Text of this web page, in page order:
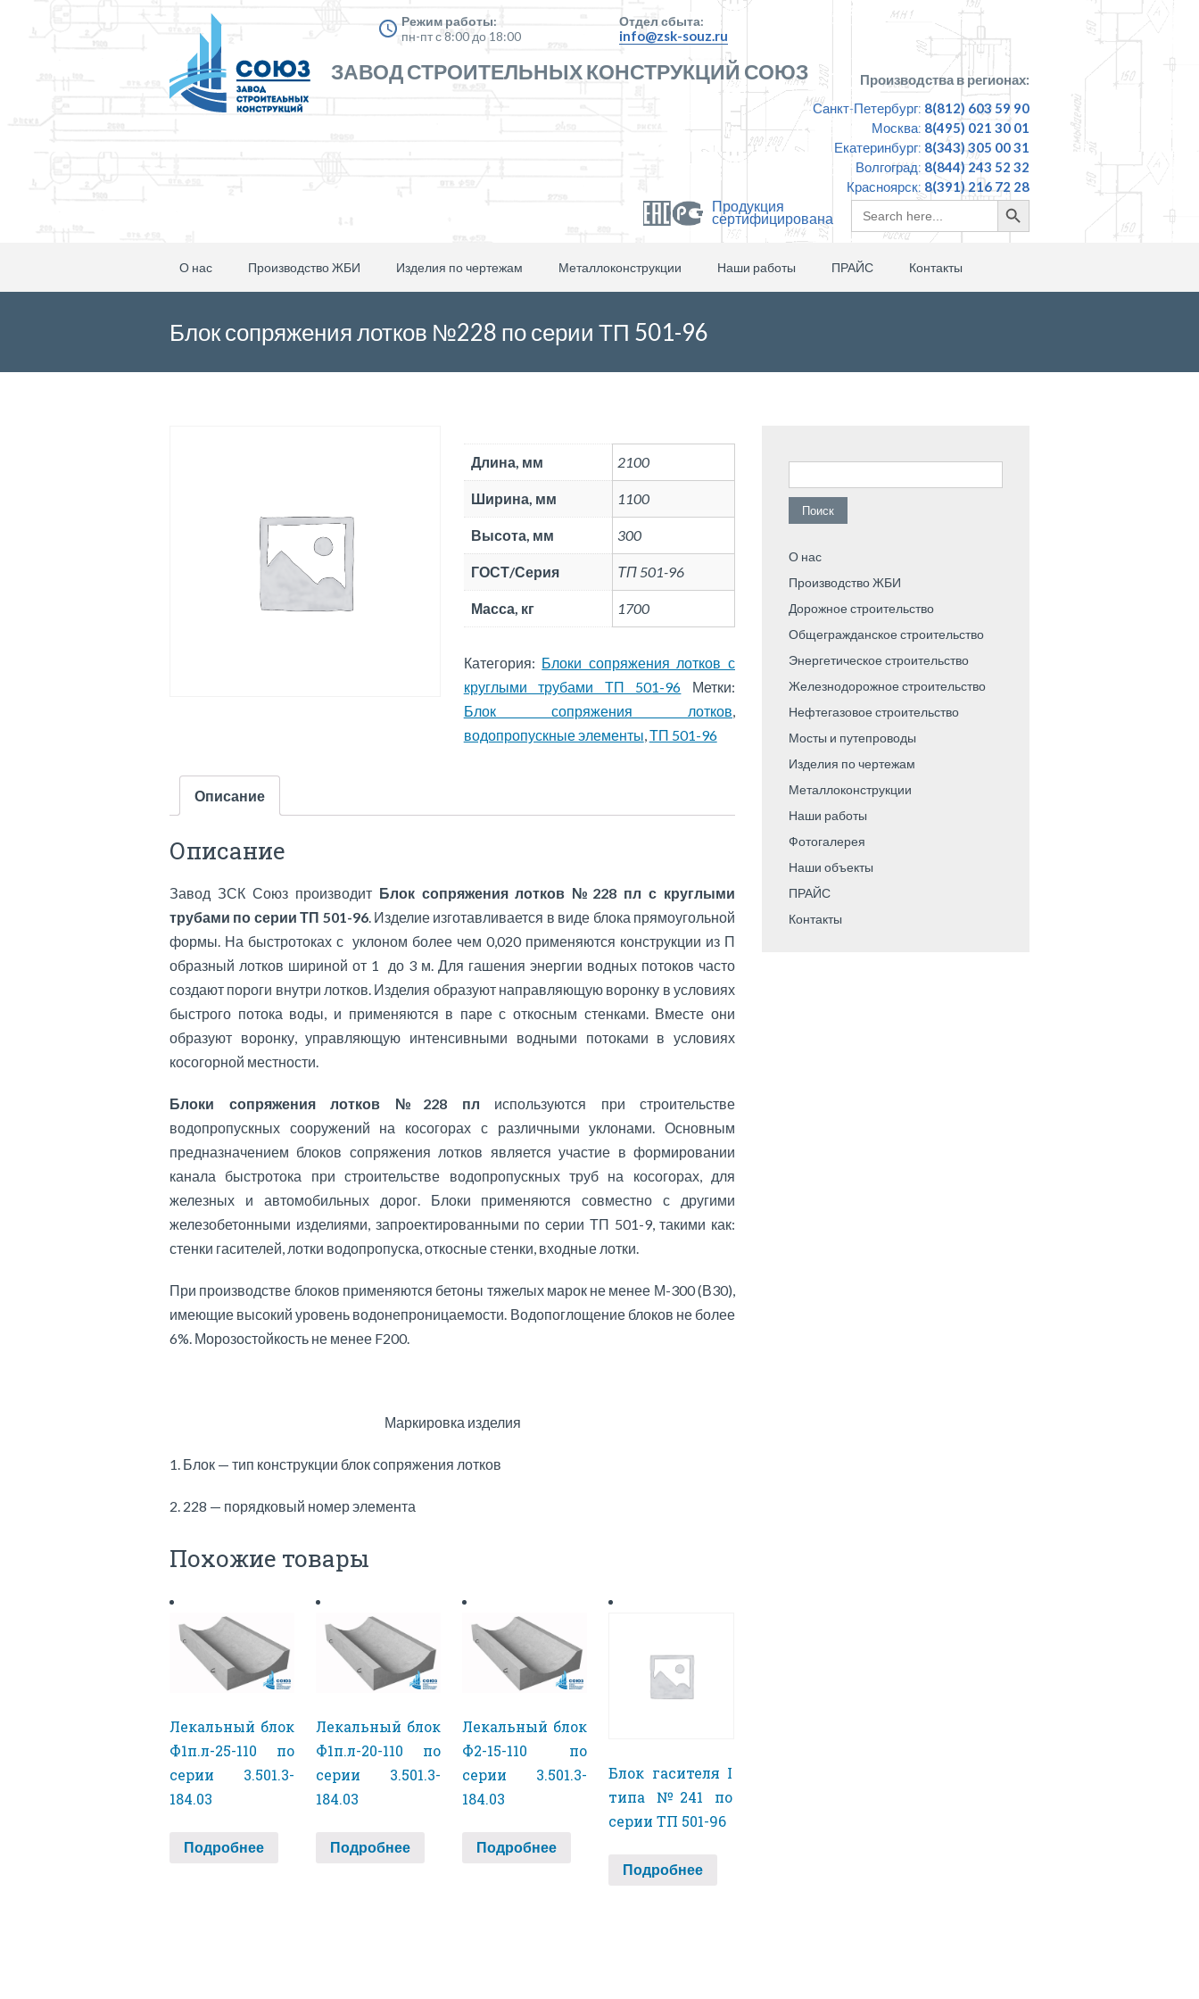
Режим работы:
пн-пт с 8:00 до 18:00
Отдел сбыта:
info@zsk-souz.ru
ЗАВОД СТРОИТЕЛЬНЫХ КОНСТРУКЦИЙ СОЮЗ
Производства в регионах:
Санкт-Петербург: 8(812) 603 59 90
Москва: 8(495) 021 30 01
Екатеринбург: 8(343) 305 00 31
Волгоград: 8(844) 243 52 32
Красноярск: 8(391) 216 72 28
Продукция
сертифицирована
Search
for:
Search
Button
О нас Производство ЖБИ Изделия по чертежам Металлоконструкции Наши работы ПРАЙС Контакты
Блок сопряжения лотков №228 по серии ТП 501-96
Длина, мм 2100
Ширина, мм 1100
Высота, мм 300
ГОСТ/Серия ТП 501-96
Масса, кг 1700
Категория: Блоки сопряжения лотков с
круглыми трубами ТП 501-96
Метки:
Блок сопряжения лотков,
водопропускные элементы,ТП 501-96
Описание
Описание
Завод ЗСК Союз производитБлок сопряжения лотков №228 пл с круглыми
трубами по серии ТП 501-96. Изделие изготавливается в виде блока прямоугольной
формы. На быстротоках с уклоном более чем 0,020 применяются конструкции из П
образный лотков шириной от 1 до 3 м. Для гашения энергии водных потоков часто
создают пороги внутри лотков. Изделия образуют направляющую воронку в условиях
быстрого потока воды, и применяются в паре с откосным стенками. Вместе они
образуют воронку, управляющую интенсивными водными потоками в условиях
косогорной местности.
Блоки сопряжения лотков №228 пл используются при строительстве
водопропускных сооружений на косогорах с различными уклонами. Основным
предназначением блоков сопряжения лотков является участие в формировании
канала быстротока при строительстве водопропускных труб на косогорах, для
железных и автомобильных дорог. Блоки применяются совместно с другими
железобетонными изделиями, запроектированными по серии ТП 501-9, такими как:
стенки гасителей, лотки водопропуска, откосные стенки, входные лотки.
При производстве блоков применяются бетоны тяжелых марок не менее М-300 (В30),
имеющие высокий уровень водонепроницаемости. Водопоглощение блоков не более
6%. Морозостойкость не менее F200.
Маркировка изделия
1. Блок — тип конструкции блок сопряжения лотков
2. 228 — порядковый номер элемента
Похожие товары
Лекальный блок
Ф1п.л-25-110 по
серии 3.501.3-
184.03
Подробнее
Лекальный блок
Ф1п.л-20-110 по
серии 3.501.3-
184.03
Подробнее
Лекальный блок
Ф2-15-110 по
серии 3.501.3-
184.03
Подробнее
Блок гасителя I
типа №241 по
серии ТП 501-96
Подробнее
Найти:
О нас
Производство ЖБИ
Дорожное строительство
Общегражданское строительство
Энергетическое строительство
Железнодорожное строительство
Нефтегазовое строительство
Мосты и путепроводы
Изделия по чертежам
Металлоконструкции
Наши работы
Фотогалерея
Наши объекты
ПРАЙС
Контакты